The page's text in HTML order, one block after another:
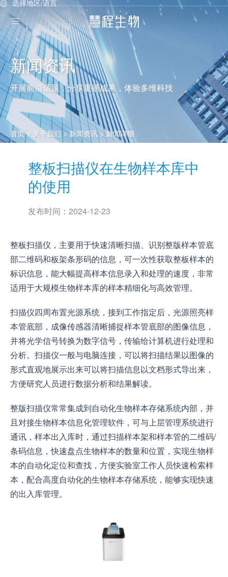
选择地区/语言
新闻资讯
开展前沿话题，分享重磅成果，体验多维科技
首页> 关于我们 > 新闻资讯> 新闻详细
整板扫描仪在生物样本库中
的使用
发布时间： 2024-12-23
整板扫描仪，主要用于快速清晰扫描、识别整版样本管底
部二维码和板架条形码的信息，可一次性获取整板样本的
标识信息，能大幅提高样本信息录入和处理的速度，非常
适用于大规模生物样本库的样本精细化与高效管理。
扫描仪四周布置光源系统，接到工作指定后，光源照亮样
本管底部，成像传感器清晰捕捉样本管底部的图像信息，
并将光学信号转换为数字信号，传输给计算机进行处理和
分析。扫描仪一般与电脑连接，可以将扫描结果以图像的
形式直观地展示出来可以将扫描信息以文档形式导出来，
方便研究人员进行数据分析和结果解读。
整版扫描仪常常集成到自动化生物样本存储系统内部，并
且对接生物样本信息化管理软件，可与上层管理系统进行
通讯，样本出入库时，通过扫描样本架和样本管的二维码/
条码信息，快速盘点生物样本的数量和位置，实现生物样
本的自动化定位和查找，方便实验室工作人员快速检索样
本，配合高度自动化的生物样本存储系统，能够实现快速
的出入库管理。